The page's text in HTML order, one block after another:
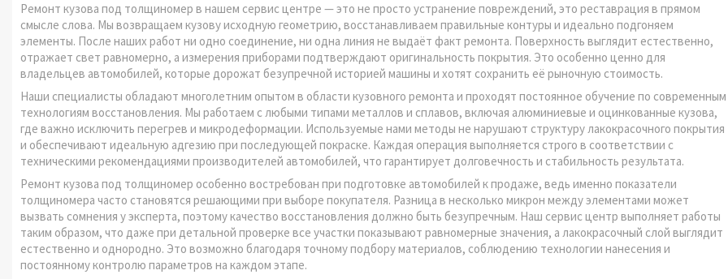
Ремонт кузова под толщиномер в нашем сервис центре — это не просто устранение повреждений, это реставрация в прямом
смысле слова. Мы возвращаем кузову исходную геометрию, восстанавливаем правильные контуры и идеально подгоняем
элементы. После наших работ ни одно соединение, ни одна линия не выдаёт факт ремонта. Поверхность выглядит естественно,
отражает свет равномерно, а измерения приборами подтверждают оригинальность покрытия. Это особенно ценно для
владельцев автомобилей, которые дорожат безупречной историей машины и хотят сохранить её рыночную стоимость.
Наши специалисты обладают многолетним опытом в области кузовного ремонта и проходят постоянное обучение по современным
технологиям восстановления. Мы работаем с любыми типами металлов и сплавов, включая алюминиевые и оцинкованные кузова,
где важно исключить перегрев и микродеформации. Используемые нами методы не нарушают структуру лакокрасочного покрытия
и обеспечивают идеальную адгезию при последующей покраске. Каждая операция выполняется строго в соответствии с
техническими рекомендациями производителей автомобилей, что гарантирует долговечность и стабильность результата.
Ремонт кузова под толщиномер особенно востребован при подготовке автомобилей к продаже, ведь именно показатели
толщиномера часто становятся решающими при выборе покупателя. Разница в несколько микрон между элементами может
вызвать сомнения у эксперта, поэтому качество восстановления должно быть безупречным. Наш сервис центр выполняет работы
таким образом, что даже при детальной проверке все участки показывают равномерные значения, а лакокрасочный слой выглядит
естественно и однородно. Это возможно благодаря точному подбору материалов, соблюдению технологии нанесения и
постоянному контролю параметров на каждом этапе.